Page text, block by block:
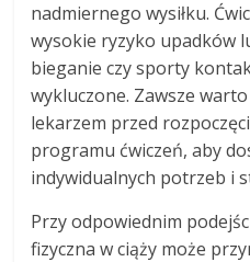
nadmiernego wysiłku.
wysokie ryzyko upadków
bieganie czy sporty
wykluczone. Zawsze
lekarzem przed
programu ćwiczeń, aby
indywidualnych potrzeb i
Przy odpowiednim
fizyczna w ciąży może